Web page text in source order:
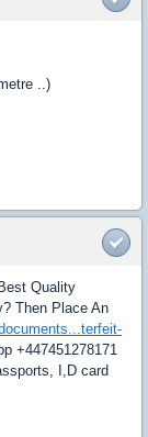
..)
Quality
Then Place An
+447451278171
I,D card